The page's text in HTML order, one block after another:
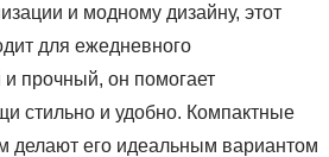
и модному дизайну, этот
для ежедневного
и прочный, он помогает
стильно и удобно. Компактные
делают его идеальным вариантом